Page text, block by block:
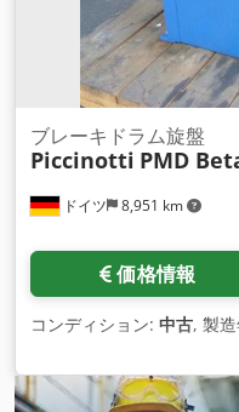
ドイツ 8,951 km
ブレーキドラム旋盤
Piccinotti PMD
価格情報
コンディション: 中古, 製